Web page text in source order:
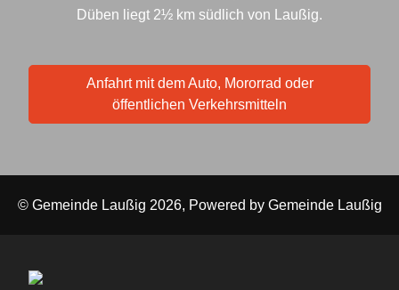
Düben liegt 2½ km südlich von Laußig.
Anfahrt mit dem Auto, Mororrad oder
öffentlichen Verkehrsmitteln
© Gemeinde Laußig 2026, Powered by Gemeinde Laußig